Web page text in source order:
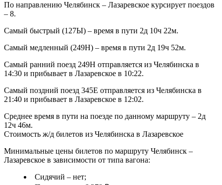
По направлению Челябинск – Лазаревское курсирует поездов
– 8.
Самый быстрый (127Ы) – время в пути 2д 10ч 22м.
Самый медленный (249Н) – время в пути 2д 19ч 52м.
Самый ранний поезд 249Н отправляется из Челябинска в
14:30 и прибывает в Лазаревское в 10:22.
Самый поздний поезд 345Е отправляется из Челябинска в
21:40 и прибывает в Лазаревское в 12:02.
Среднее время в пути на поезде по данному маршруту – 2д
12ч 46м.
Стоимость ж/д билетов из Челябинска в Лазаревское
Минимальные цены билетов по маршруту Челябинск –
Лазаревское в зависимости от типа вагона:
Сидячий – нет;